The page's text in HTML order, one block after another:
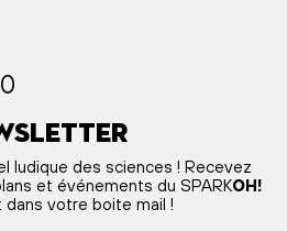
ludique des sciences ! Recevez
et événements du SPARKOH!
votre boite mail !